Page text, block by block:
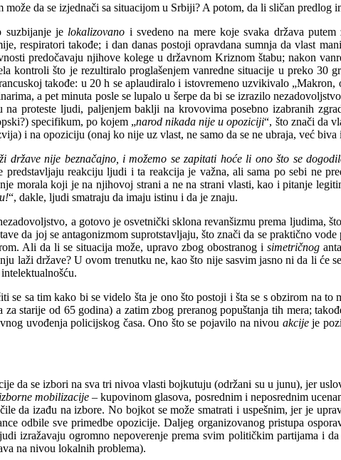
da se izjednači sa situacijom u Srbiji? A potom, da li sličan
suzbijanje je lokalizovano i svedeno na mere koje svaka država
respiratori takođe; i dan danas postoji opravdana sumnja da vlast
predočavaju njihove kolege u državnom Kriznom štabu; nakon
kontroli što je rezultiralo proglašenjem vanredne situacije u preko
takođe: u 20 h se aplaudiralo i istovremeno uzvikivalo „Makron,
a pet minuta posle se lupalo u šerpe da bi se izrazilo
na proteste ljudi, paljenjem baklji na krovovimaposebno izabranih
specifikum, po kojem „narod nikada nije u opoziciji“, što znači da
i na opoziciju (onaj ko nije uz vlast, ne samo da se ne ubraja, već
države nije beznačajno, i možemo se zapitati hoće li ono što se
reakciju ljudi i ta reakcija je važna, ali sama po sebi ne
morala koji je na njihovoj strani a ne na strani vlasti, kao i pitanje
“, dakle, ljudi smatraju da imaju istinu i da je znaju.
a gotovo je osvetnički sklona revanšizmu prema ljudima,
da joj se antagonizmom suprotstavljaju, što znači da se praktično
Ali da li se situacija može, upravo zbog obostranog i simetričnog
laži države? U ovom trenutku ne, kao što nije sasvim jasno ni da li
sa tim kako bi se videlo šta je ono što postoji i šta se s obzirom na
za starije od 65 godina) a zatim zbog preranog popuštanja tih mera;
uvođenja policijskog časa. Ono što se pojavilo na nivou akcijeje
da se izbori na sva tri nivoa vlasti bojkutuju (održani su u junu), jer
mobilizacije –kupovinom glasova, posrednim i neposrednim
da izađu na izbore. No bojkot se može smatrati i uspešnim, jer je
odbile sve primedbe opozicije. Daljeg organizovanog pristupa
izražavaju ogromno nepoverenje prema svim političkim partijama i
na nivou lokalnih problema).